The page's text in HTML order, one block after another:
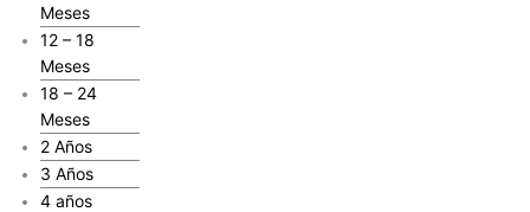
Meses
12 – 18
Meses
18 – 24
Meses
2 Años
3 Años
4 años